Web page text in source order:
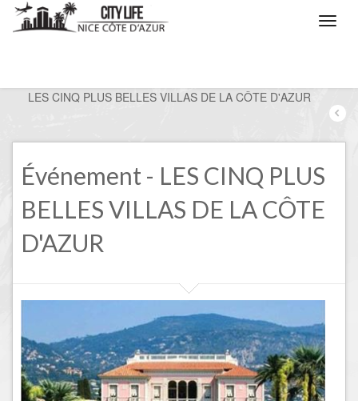
LES CINQ PLUS BELLES VILLAS DE LA CÔTE D'AZUR
Événement - LES CINQ PLUS
BELLES VILLAS DE LA CÔTE
D'AZUR